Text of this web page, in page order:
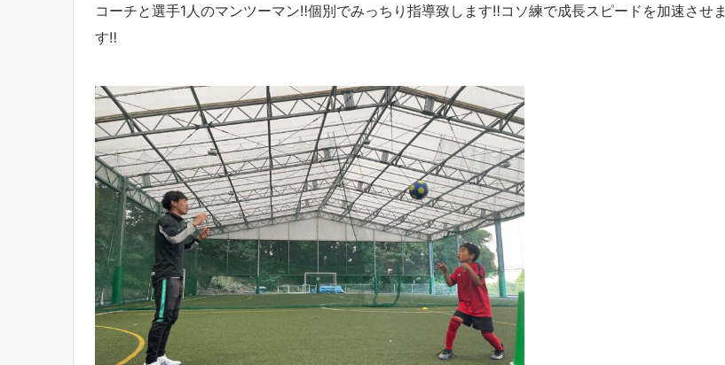
コーチと選手1人のマンツーマン‼︎個別でみっちり指導致します‼︎コソ練で成長スピードを加速させま
す‼︎